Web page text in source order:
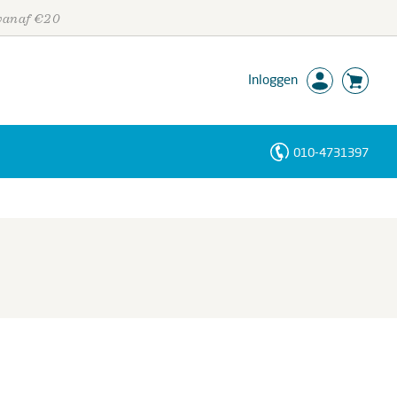
€20
Inloggen
010-4731397
Personen